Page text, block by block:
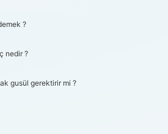
?
nedir ?
gusül gerektirir mi ?